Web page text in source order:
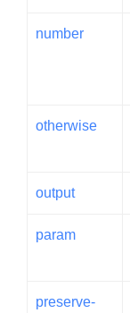
number
otherwise
output
param
preserve-